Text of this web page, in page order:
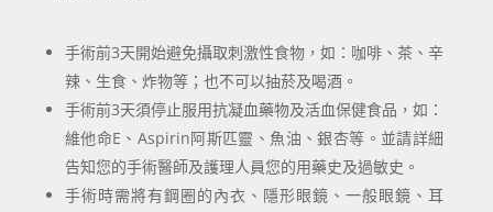
手術前3天開始避免攝取刺激性食物，如：咖啡、茶、辛
辣、生食、炸物等；也不可以抽菸及喝酒。
手術前3天須停止服用抗凝血藥物及活血保健食品，如：
維他命E、Aspirin阿斯匹靈、魚油、銀杏等。並請詳細
告知您的手術醫師及護理人員您的用藥史及過敏史。
手術時需將有鋼圈的內衣、隱形眼鏡、一般眼鏡、耳